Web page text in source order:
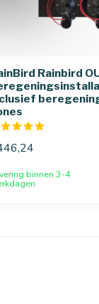
Rainbird
binnen 3-4